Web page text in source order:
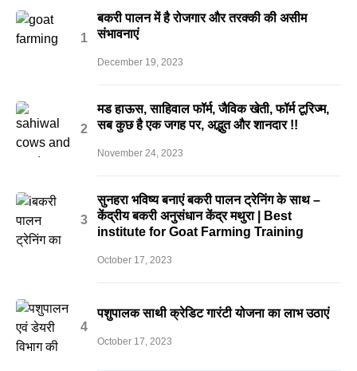
बकरी पालन में है रोजगार और तरक्की की असीम
संभावनाएं
December 19, 2023
मड हाऊस, साहिवाल फॉर्म, जैविक खेती, फॉर्म टूरिज्म,
सब कुछ है एक जगह पर, अद्भुत और शानदार !!
November 24, 2023
सुनहरा भविष्य बनाएं बकरी पालन ट्रेनिंग के साथ –
केंद्रीय बकरी अनुसंधान केंद्र मथुरा | Best
institute for Goat Farming Training
October 17, 2023
पशुपालक साथी क्रेडिट गारंटी योजना का लाभ उठाएं
October 17, 2023